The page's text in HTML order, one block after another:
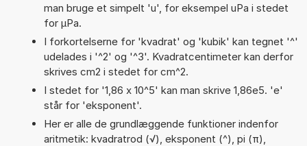
man bruge et simpelt 'u', for eksempel uPa i stedet
for µPa.
I forkortelserne for 'kvadrat' og 'kubik' kan tegnet '^'
udelades i '^2' og '^3'. Kvadratcentimeter kan derfor
skrives cm2 i stedet for cm^2.
I stedet for '1,86 x 10^5' kan man skrive 1,86e5. 'e'
står for 'eksponent'.
Her er alle de grundlæggende funktioner indenfor
aritmetik: kvadratrod (√), eksponent (^), pi (π),